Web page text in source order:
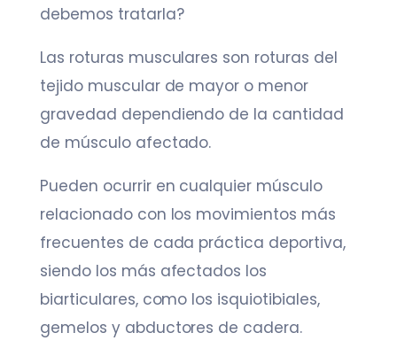
debemos tratarla?
Las roturas musculares son roturas del
tejido muscular de mayor o menor
gravedad dependiendo de la cantidad
de músculo afectado.
Pueden ocurrir en cualquier músculo
relacionado con los movimientos más
frecuentes de cada práctica deportiva,
siendo los más afectados los
biarticulares, como los isquiotibiales,
gemelos y abductores de cadera.